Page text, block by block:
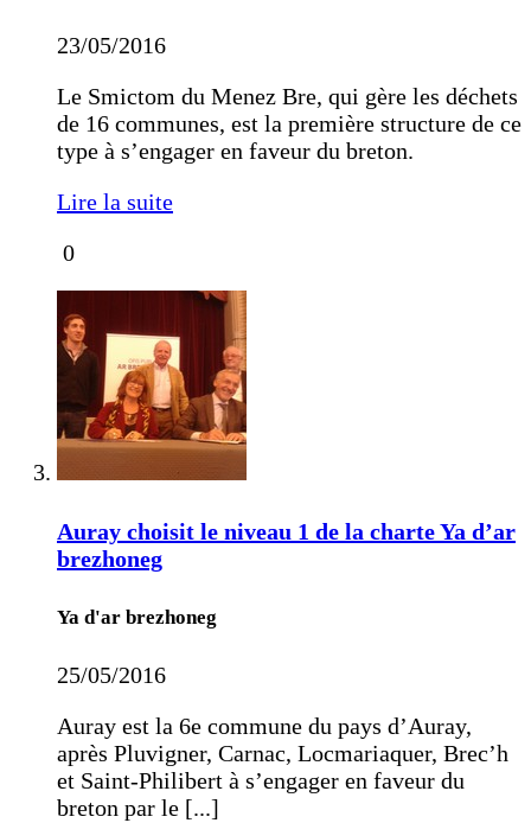
23/05/2016
Le Smictom du Menez Bre, qui gère les déchets
de 16 communes, est la première structure de ce
type à s’engager en faveur du breton.
Lire la suite
0
Auray choisit le niveau 1 de la charte Ya d’ar
brezhoneg
Ya d'ar brezhoneg
25/05/2016
Auray est la 6e commune du pays d’Auray,
après Pluvigner, Carnac, Locmariaquer, Brec’h
et Saint-Philibert à s’engager en faveur du
breton par le [...]